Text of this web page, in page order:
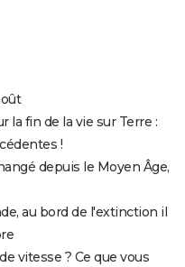
la fin de la vie sur Terre :
!
depuis le Moyen Âge,
au bord de l'extinction il
vitesse ? Ce que vous